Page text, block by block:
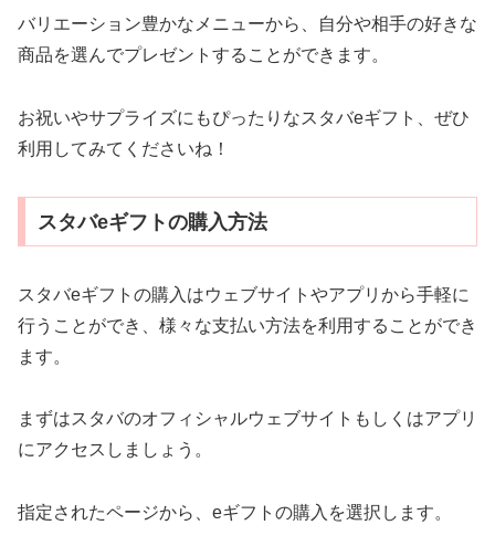
バリエーション豊かなメニューから、自分や相手の好きな
商品を選んでプレゼントすることができます。
お祝いやサプライズにもぴったりなスタバeギフト、ぜひ
利用してみてくださいね！
スタバeギフトの購入方法
スタバeギフトの購入はウェブサイトやアプリから手軽に
行うことができ、様々な支払い方法を利用することができ
ます。
まずはスタバのオフィシャルウェブサイトもしくはアプリ
にアクセスしましょう。
指定されたページから、eギフトの購入を選択します。